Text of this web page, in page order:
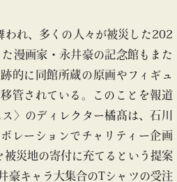
blog
われ、多くの人々が被災した202
漫画家・永井豪の記念館もまた
的に同館所蔵の原画やフィギュ
管されている。このことを報道
〉のディレクター橘髙は、石川
レーションでチャリティー企画
災地の寄付に充てるという提案
豪キャラ大集合のTシャツの受注